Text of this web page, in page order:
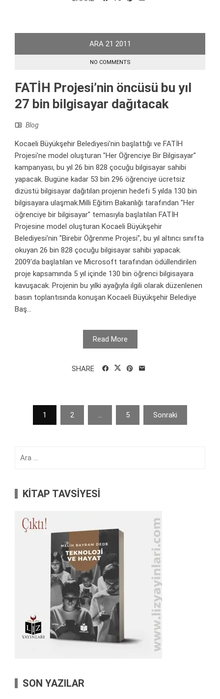
ARA 21 2011
NO COMMENTS
FATİH Projesi’nin öncüsü bu yıl
27 bin bilgisayar dağıtacak
Blog
Kocaeli Büyükşehir Belediyesi'nin başlattığı ve FATİH
Projesi'ne model oluşturan "Her Öğrenciye Bir Bilgisayar"
kampanyası, bu yıl 26 bin 828 çocuğu bilgisayar sahibi
yapacak. Bugüne kadar 53 bin 296 öğrenciye ücretsiz
dizüstü bilgisayar dağıtılan projenin hedefi 5 yılda 130 bin
bilgisayara ulaşmak.Milli Eğitim Bakanlığı tarafından "Her
öğrenciye bir bilgisayar" temasıyla başlatılan FATİH
Projesine model oluşturan Kocaeli Büyükşehir
Belediyesi'nin "Birebir Öğrenme Projesi", bu yıl altıncı sınıfta
okuyan 26 bin 828 çocuğu bilgisayar sahibi yapacak.
2009'da başlatılan ve Microsoft tarafından ödüllendirilen
proje kapsamında 5 yıl içinde 130 bin öğrenci bilgisayara
kavuşacak. Projenin bu yılki ayağıyla ilgili olarak düzenlenen
basın toplantısında konuşan Kocaeli Büyükşehir Belediye
Baş...
Read More
SHARE
sayfalaması
1 2 5 Sonraki
KİTAP TAVSİYESİ
SON YAZILAR